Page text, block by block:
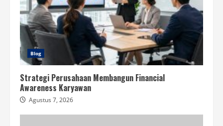
Blog
Strategi Perusahaan Membangun Financial
Awareness Karyawan
Agustus 7, 2026